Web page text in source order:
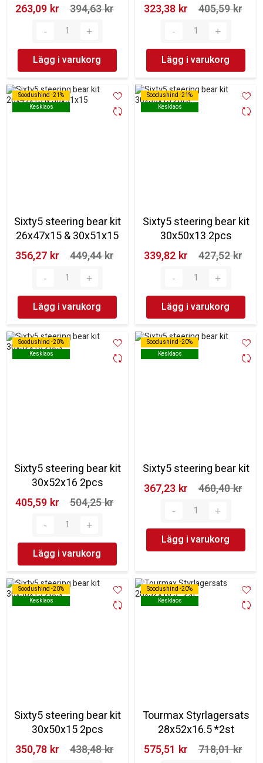
263,09 kr‎
394,63 kr‎
Lägg i varukorg
323,38 kr‎
405,59 kr‎
Lägg i varukorg
Soodushind -21%
Kesklaos
Soodushind -21%
Kesklaos
Sixty5 steering bear kit
26x47x15 & 30x51x15
356,27 kr‎
449,44 kr‎
Lägg i varukorg
Soodushind -21%
Kesklaos
Soodushind -21%
Kesklaos
Sixty5 steering bear kit
30x50x13 2pcs
339,82 kr‎
427,52 kr‎
Lägg i varukorg
Soodushind -20%
Kesklaos
Soodushind -20%
Kesklaos
Sixty5 steering bear kit
30x52x16 2pcs
405,59 kr‎
504,25 kr‎
Lägg i varukorg
Soodushind -20%
Kesklaos
Soodushind -20%
Kesklaos
Sixty5 steering bear kit
367,23 kr‎
460,40 kr‎
Lägg i varukorg
Soodushind -20%
Kesklaos
Soodushind -20%
Kesklaos
Sixty5 steering bear kit
30x50x15 2pcs
350,78 kr‎
438,48 kr‎
Soodushind -20%
Kesklaos
Soodushind -20%
Kesklaos
Tourmax Styrlagersats
28x52x16.5 *2st
575,51 kr‎
718,01 kr‎